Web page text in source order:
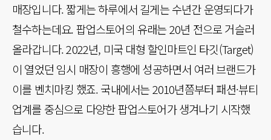
매장입니다. 짧게는 하루에서 길게는 수년간 운영되다가
철수하는데요. 팝업스토어의 유래는 20년 전으로 거슬러
올라갑니다. 2022년, 미국 대형 할인마트인 타깃(Target)
이 열었던 임시 매장이 흥행에 성공하면서 여러 브랜드가
이를 벤치마킹 했죠. 국내에서는 2010년쯤부터 패션·뷰티
업계를 중심으로 다양한 팝업스토어가 생겨나기 시작했
습니다.